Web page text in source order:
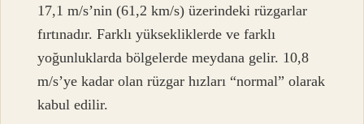
17,1 m/s’nin (61,2 km/s) üzerindeki rüzgarlar
fırtınadır. Farklı yüksekliklerde ve farklı
yoğunluklarda bölgelerde meydana gelir. 10,8
m/s’ye kadar olan rüzgar hızları “normal” olarak
kabul edilir.